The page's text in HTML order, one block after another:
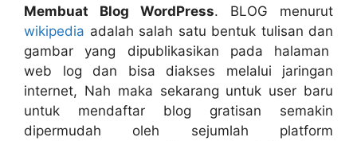
Membuat Blog WordPress. BLOG menurut
wikipedia adalah salah satu bentuk tulisan dan
gambar yang dipublikasikan pada halaman
web log dan bisa diakses melalui jaringan
internet, Nah maka sekarang untuk user baru
untuk mendaftar blog gratisan semakin
dipermudah oleh sejumlah platform